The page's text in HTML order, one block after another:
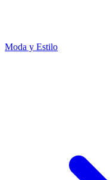
Moda y Estilo